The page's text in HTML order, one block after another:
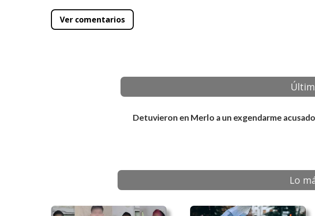
Ver comentarios
Detuvieron en Merlo a un exgendarme
Lo